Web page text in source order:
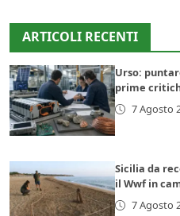
ARTICOLI RECENTI
Urso:
prime
7 Agosto
Sicilia da
il Wwf in
7 Agosto